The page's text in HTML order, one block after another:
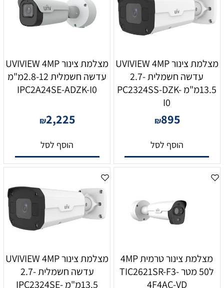
מצלמת צינור UVIVIEW 4MP
עדשה חשמלית 2.7-
13.5מ"מ PC2324SS-DZK-
I0
₪895
הוסף לסל
מצלמת צינור UVIVIEW 4MP
עדשה חשמלית 2.8-12מ"מ
IPC2A24SE-ADZK-I0
₪2,225
הוסף לסל
מצלמת צינור טרמית 4MP
ל50 מטר TIC2621SR-F3-
4F4AC-VD
מצלמת צינור UVIVIEW 4MP
עדשה חשמלית 2.7-
13.5מ"מ IPC2324SE-